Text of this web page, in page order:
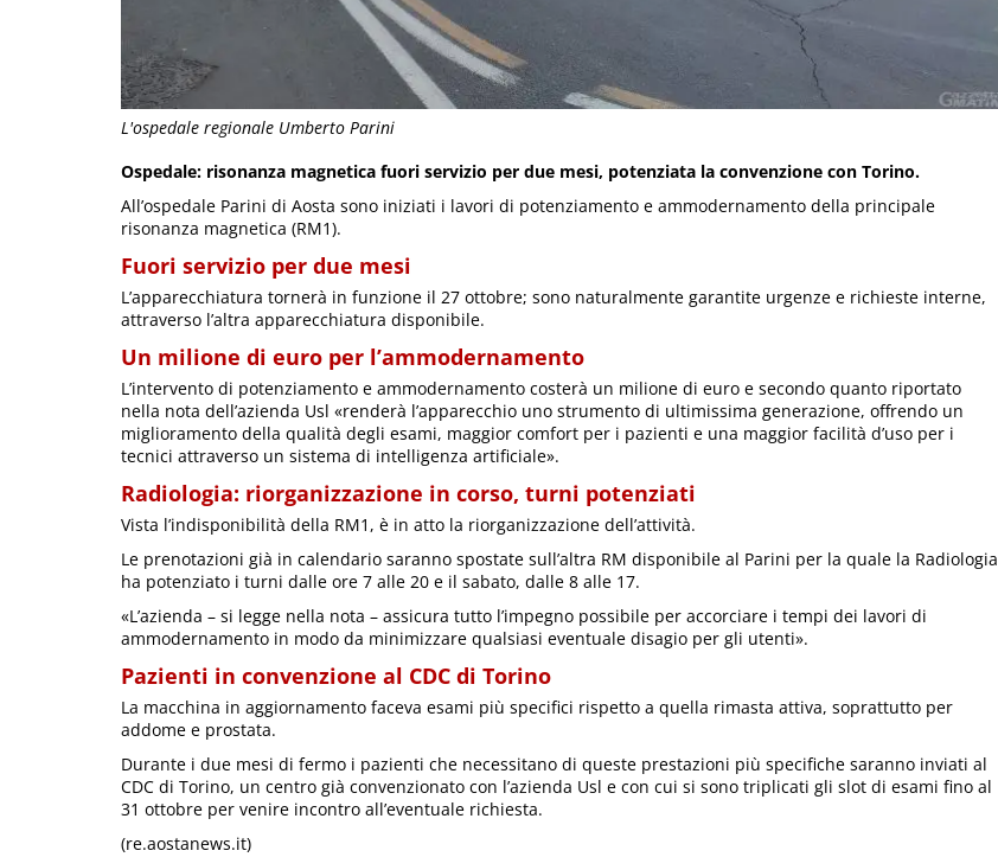
L'ospedale regionale Umberto Parini
Ospedale: risonanza magnetica fuori servizio per due mesi, potenziata la convenzione con Torino.
All’ospedale Parini di Aosta sono iniziati i lavori di potenziamento e ammodernamento della principale
risonanza magnetica (RM1).
Fuori servizio per due mesi
L’apparecchiatura tornerà in funzione il 27 ottobre; sono naturalmente garantite urgenze e richieste interne,
attraverso l’altra apparecchiatura disponibile.
Un milione di euro per l’ammodernamento
L’intervento di potenziamento e ammodernamento costerà un milione di euro e secondo quanto riportato
nella nota dell’azienda Usl «renderà l’apparecchio uno strumento di ultimissima generazione, offrendo un
miglioramento della qualità degli esami, maggior comfort per i pazienti e una maggior facilità d’uso per i
tecnici attraverso un sistema di intelligenza artificiale».
Radiologia: riorganizzazione in corso, turni potenziati
Vista l’indisponibilità della RM1, è in atto la riorganizzazione dell’attività.
Le prenotazioni già in calendario saranno spostate sull’altra RM disponibile al Parini per la quale la Radiologia
ha potenziato i turni dalle ore 7 alle 20 e il sabato, dalle 8 alle 17.
«L’azienda – si legge nella nota – assicura tutto l’impegno possibile per accorciare i tempi dei lavori di
ammodernamento in modo da minimizzare qualsiasi eventuale disagio per gli utenti».
Pazienti in convenzione al CDC di Torino
La macchina in aggiornamento faceva esami più specifici rispetto a quella rimasta attiva, soprattutto per
addome e prostata.
Durante i due mesi di fermo i pazienti che necessitano di queste prestazioni più specifiche saranno inviati al
CDC di Torino, un centro già convenzionato con l’azienda Usl e con cui si sono triplicati gli slot di esami fino al
31 ottobre per venire incontro all’eventuale richiesta.
(re.aostanews.it)